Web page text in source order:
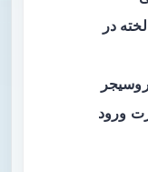
در
ورود